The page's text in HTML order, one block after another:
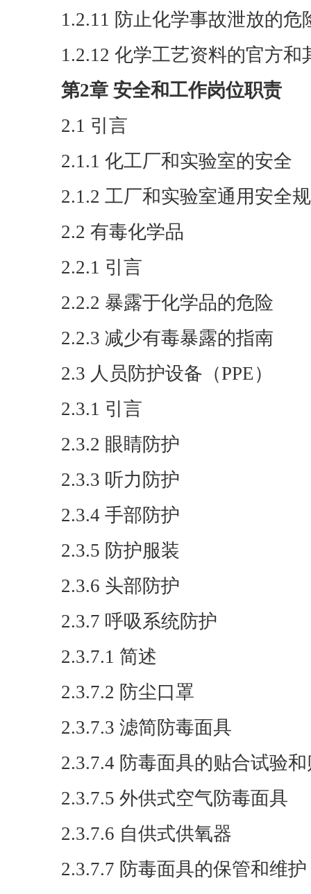
1.2.11 防止化学事故泄放的危
1.2.12 化学工艺资料的官方和
第2章 安全和工作岗位职责
2.1 引言
2.1.1 化工厂和实验室的安全
2.1.2 工厂和实验室通用安全
2.2 有毒化学品
2.2.1 引言
2.2.2 暴露于化学品的危险
2.2.3 减少有毒暴露的指南
2.3 人员防护设备（PPE）
2.3.1 引言
2.3.2 眼睛防护
2.3.3 听力防护
2.3.4 手部防护
2.3.5 防护服装
2.3.6 头部防护
2.3.7 呼吸系统防护
2.3.7.1 简述
2.3.7.2 防尘口罩
2.3.7.3 滤简防毒面具
2.3.7.4 防毒面具的贴合试验
2.3.7.5 外供式空气防毒面具
2.3.7.6 自供式供氧器
2.3.7.7 防毒面具的保管和维护